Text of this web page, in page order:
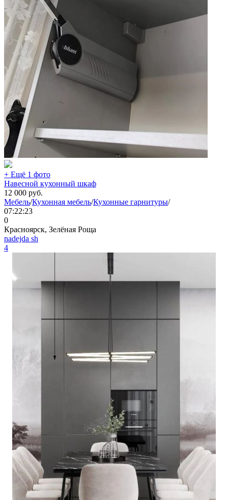
+ Ещё 1 фото
Навесной кухонный шкаф
12 000 руб.
Мебель/Кухонная мебель/Кухонные гарнитуры/
07:22:23
0
Красноярск, Зелёная Роща
nadejda sh
4